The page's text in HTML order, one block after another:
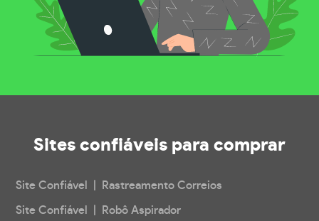
Sites confiáveis para comprar
Site Confiável | Rastreamento Correios
Site Confiável | Robô Aspirador